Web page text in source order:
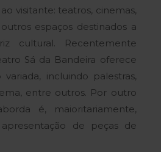
visitante: teatros, cinemas,
espaços destinados a
cultural. Recentemente
Sá da Bandeira oferece
incluindo palestras,
entre outros. Por outro
é, maioritariamente,
de peças de